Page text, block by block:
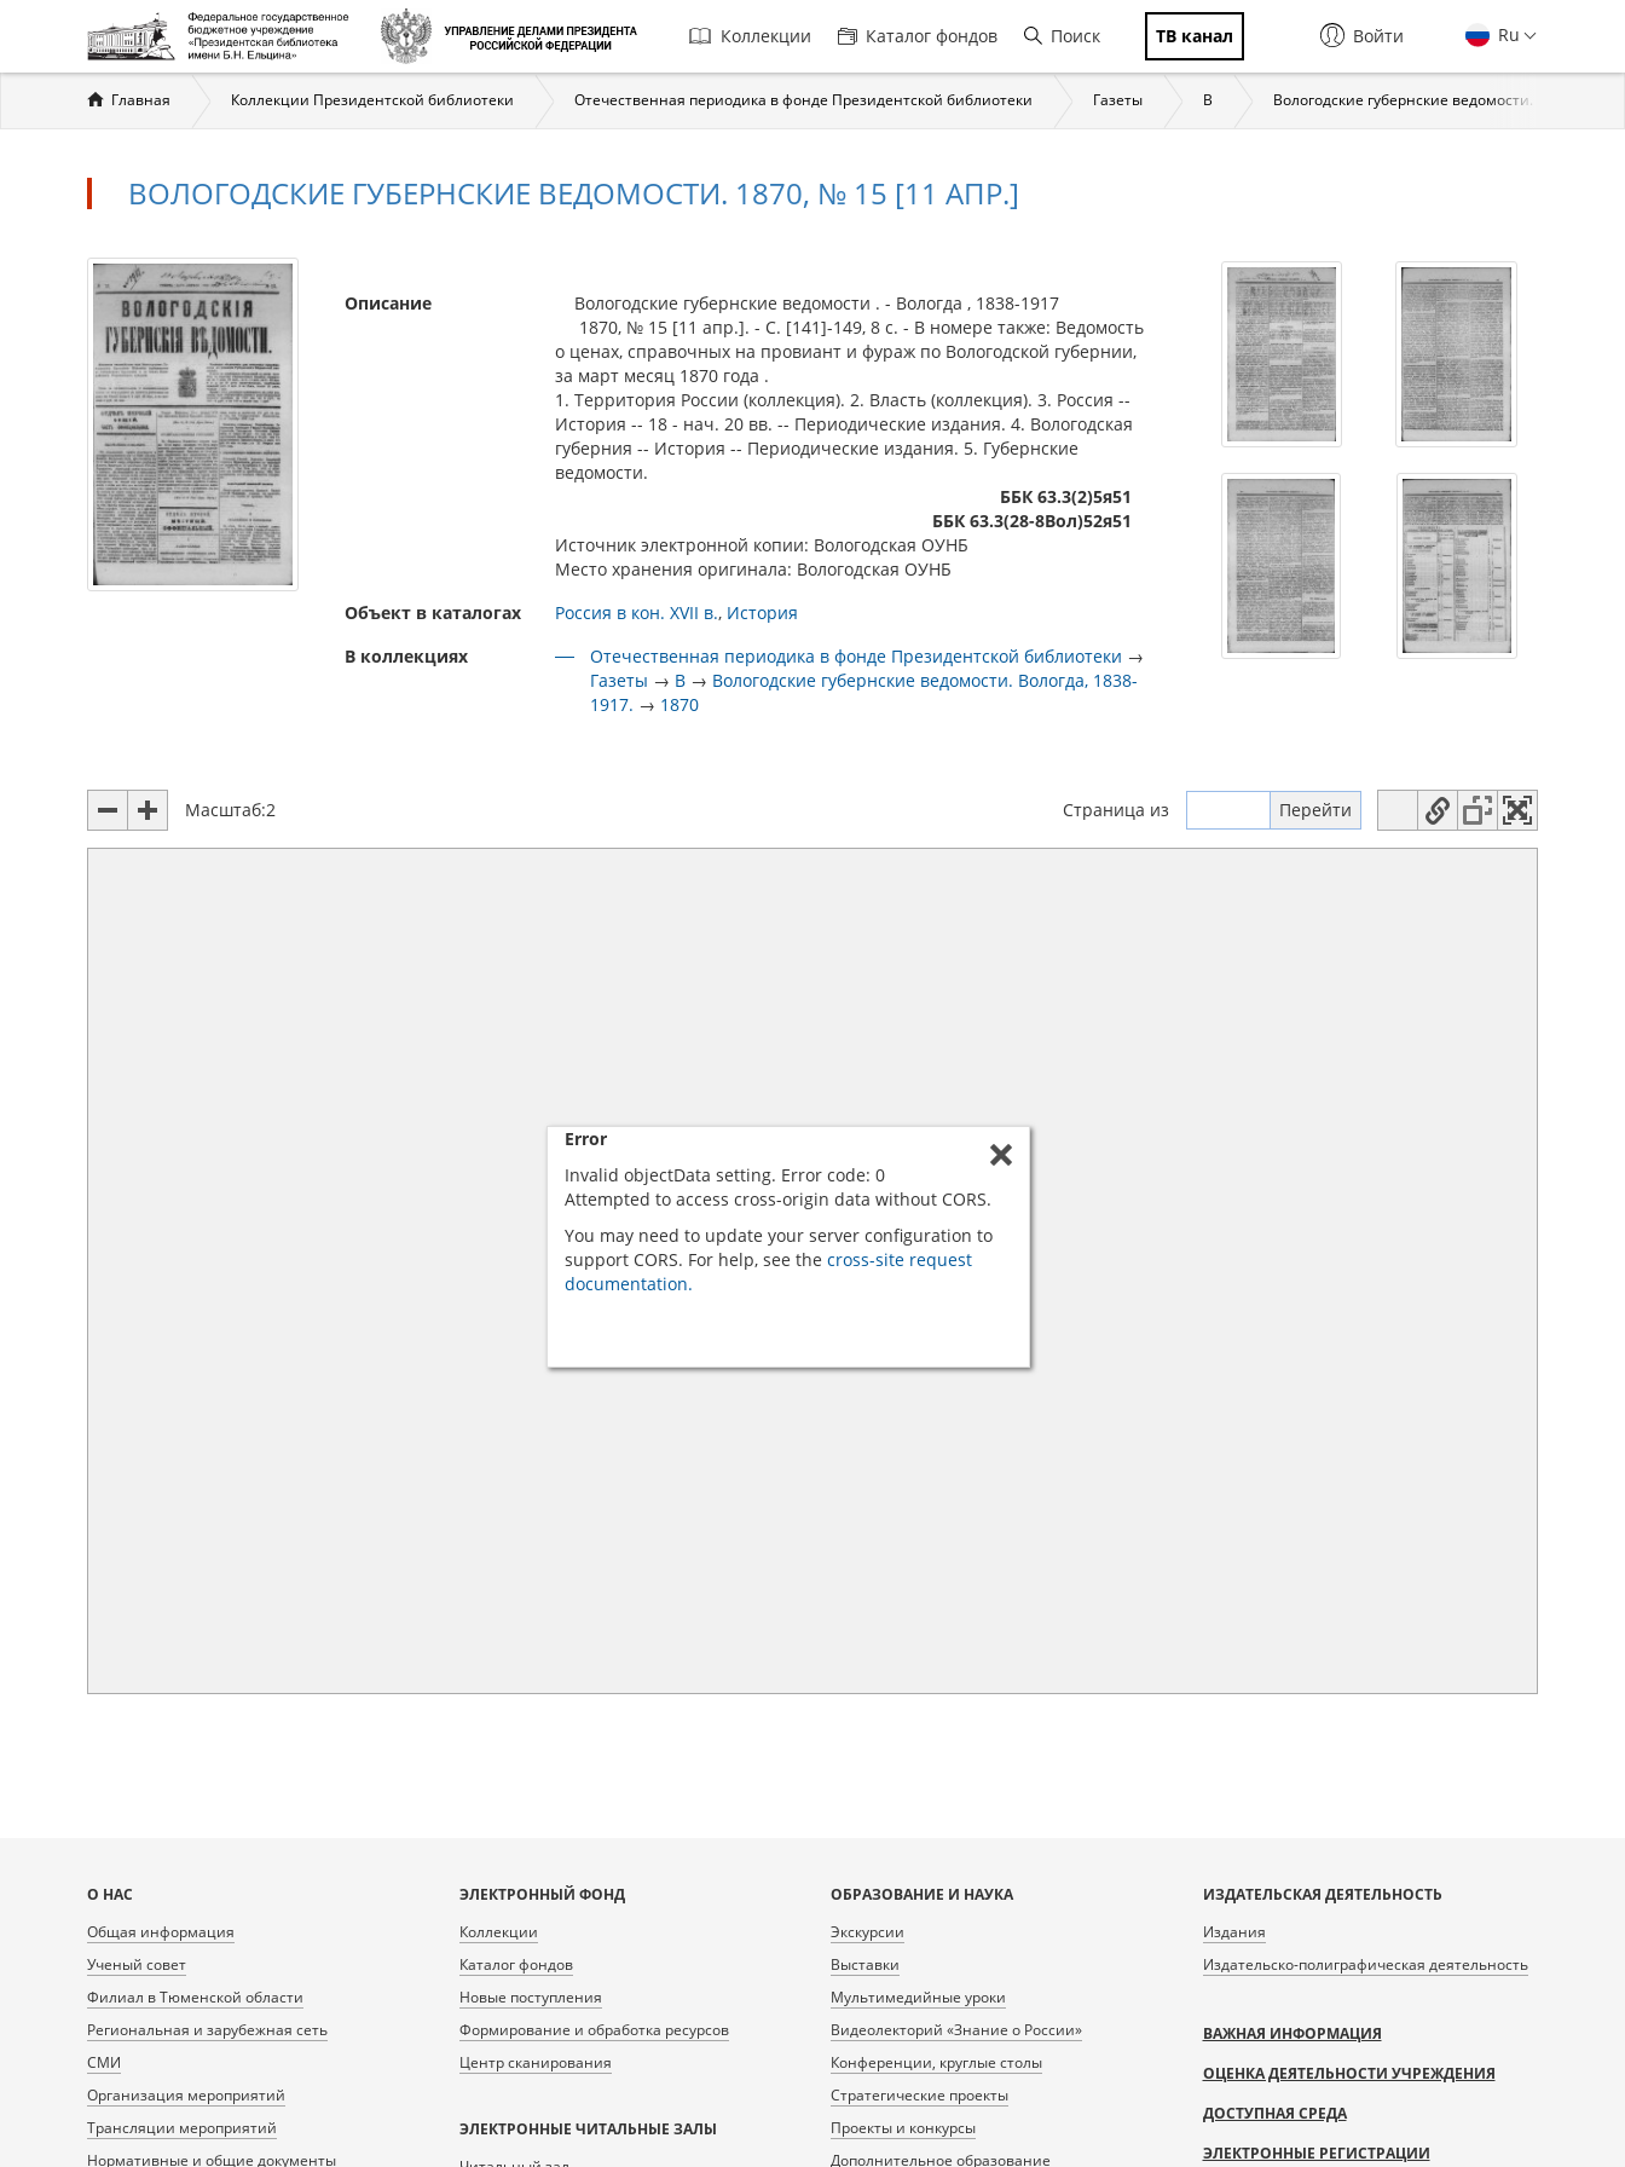
Главная
навигация
Коллекции Каталог фондов Поиск ТВ канал Ru
Войти
Вы
здесь
Главная Коллекции Президентской библиотеки Отечественная периодика в фонде Президентской библиотеки Газеты В Вологодские губернские ведомости. Вологда,
ВОЛОГОДСКИЕ ГУБЕРНСКИЕ ВЕДОМОСТИ. 1870, № 15 [11 АПР.]
Описание
Вологодские губернские ведомости . - Вологда , 1838-1917
1870, № 15 [11 апр.]. - С. [141]-149, 8 с. - В номере также: Ведомость
о ценах, справочных на провиант и фураж по Вологодской губернии,
за март месяц 1870 года .
1. Территория России (коллекция). 2. Власть (коллекция). 3. Россия --
История -- 18 - нач. 20 вв. -- Периодические издания. 4. Вологодская
губерния -- История -- Периодические издания. 5. Губернские
ведомости.
ББК 63.3(2)5я51
ББК 63.3(28-8Вол)52я51
Источник электронной копии: Вологодская ОУНБ
Место хранения оригинала: Вологодская ОУНБ
Объект в каталогах
Россия в кон. XVII в. История
В коллекциях
Отечественная периодика в фонде Президентской библиотеки →
Газеты → В → Вологодские губернские ведомости. Вологда, 1838-
1917. → 1870
Масштаб:2 Страница из
Error
Invalid objectData setting. Error code: 0
Attempted to access cross-origin data without CORS.
You may need to update your server configuration to
support CORS. For help, see the cross-site request
documentation.
Карта
сайта
О НАС
Общая информация
Ученый совет
Филиал в Тюменской области
Региональная и зарубежная сеть
СМИ
Организация мероприятий
Трансляции мероприятий
Нормативные и общие документы
ЭЛЕКТРОННЫЙ ФОНД
Коллекции
Каталог фондов
Новые поступления
Формирование и обработка ресурсов
Центр сканирования
ЭЛЕКТРОННЫЕ ЧИТАЛЬНЫЕ ЗАЛЫ
ОБРАЗОВАНИЕ И НАУКА
Экскурсии
Выставки
Мультимедийные уроки
Видеолекторий «Знание о России»
Конференции, круглые столы
Стратегические проекты
Проекты и конкурсы
Дополнительное образование
ИЗДАТЕЛЬСКАЯ ДЕЯТЕЛЬНОСТЬ
Издания
Издательско-полиграфическая деятельность
ВАЖНАЯ ИНФОРМАЦИЯ
ОЦЕНКА ДЕЯТЕЛЬНОСТИ УЧРЕЖДЕНИЯ
ДОСТУПНАЯ СРЕДА
ЭЛЕКТРОННЫЕ РЕГИСТРАЦИИ